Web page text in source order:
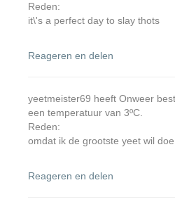
Reden:
it\'s a perfect day to slay thots
Reageren en delen
yeetmeister69 heeft Onweer
een temperatuur van 3ºC.
Reden:
omdat ik de grootste yeet wil
Reageren en delen